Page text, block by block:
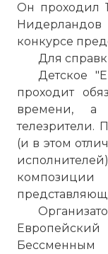
Он проходил
конкурсе
Для
Детское
проходит
времени, а
телезрители.
(и в этом
Бессменным